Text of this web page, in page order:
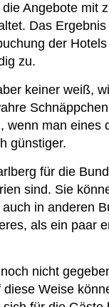
Angebote mit
Das
der
zu.
keiner weiß,
wenn man eines
günstiger.
für die
sind. Sie
in anderen
als ein paar
nicht
Weise